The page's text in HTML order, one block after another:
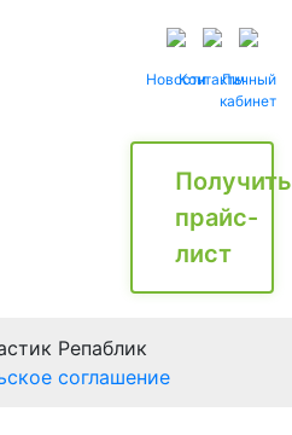
НовостиКонтактыЛичный
кабинет
Получить
прайс-
лист
Репаблик
соглашение